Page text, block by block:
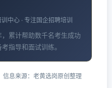
中心 · 专注国企招聘培训
累计帮助数千名考生成功
指导和面试训练。
信息来源：老黄选岗原创整理